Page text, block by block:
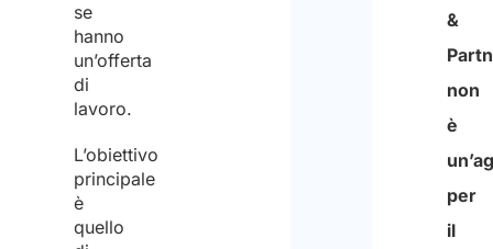
se
hanno
un’offerta
di
lavoro.
L’obiettivo
principale
è
quello
Si
di
che
lo